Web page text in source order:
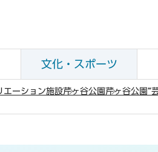
文化・スポーツ
エーション施設芹ヶ谷公園芹ヶ谷公園“